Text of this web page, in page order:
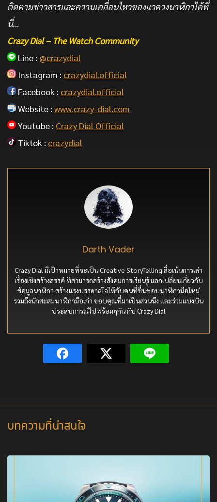
ติดตามข่าวสารและความเคลื่อนไหวของแวดวงนาฬิกาได้ที่
นี่…
Crazy Dial – The Watch Community
Line : @crazydial
Instagram : crazydial.official
Facebook : crazydial.official
Website : www.crazy-dial.com
Youtube : Crazy Dial Official
Tiktok : crazydial
Darth Vader
Crazy Dial มีเป้าหมายที่จะเป็น Creative StoryTelling สื่อเน้นการเล่า
เรื่องเชิงสร้างสรรค์ ที่สามารถสร้างสังคมการเรียนรู้ แลกเปลี่ยนเกี่ยวกับ
ข้อมูลนาฬิกา สร้างแรงบรรดาลใจให้กับคนที่ชื่นชอบนาฬิกามือใหม่
รวมถึงนักสะสมนาฬิกามือเก่า ขอบคุณที่มาเป็นส่วนนึง และร่วมแบ่งบัน
ประสบการณ์ไปพร้อมๆกัน กับ Crazy Dial
บทความที่น่าสนใจ